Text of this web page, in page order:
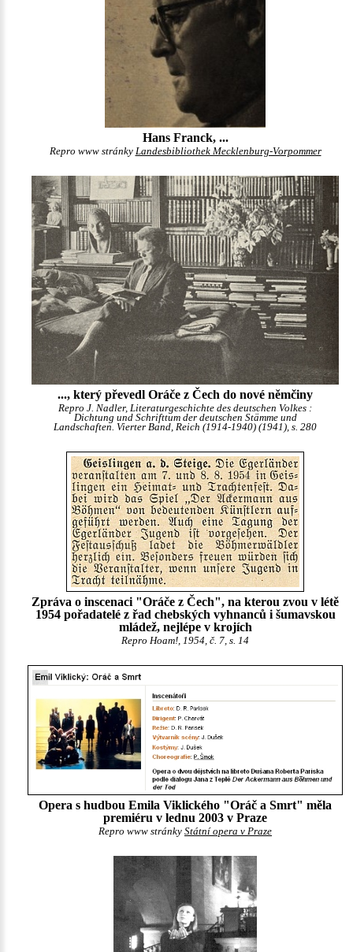
Hans Franck, ...
Repro www stránky Landesbibliothek Mecklenburg-Vorpommer
..., který převedl Oráče z Čech do nové němčiny
Repro J. Nadler, Literaturgeschichte des deutschen Volkes :
Dichtung und Schrifttum der deutschen Stämme und
Landschaften. Vierter Band, Reich (1914-1940) (1941), s. 280
Zpráva o inscenaci "Oráče z Čech", na kterou zvou v létě
1954 pořadatelé z řad chebských vyhnanců i šumavskou
mládež, nejlépe v krojích
Repro Hoam!, 1954, č. 7, s. 14
Opera s hudbou Emila Viklického "Oráč a Smrt" měla
premiéru v lednu 2003 v Praze
Repro www stránky Státní opera v Praze